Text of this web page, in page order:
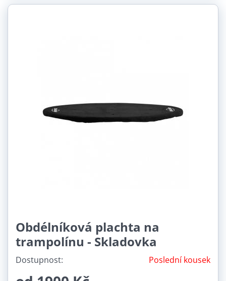
Obdélníková plachta na
trampolínu - Skladovka
Dostupnost: Poslední kousek